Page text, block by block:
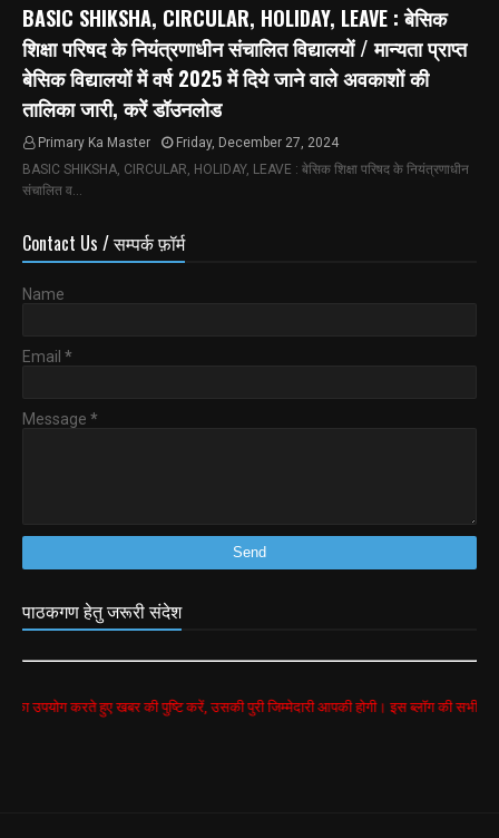
BASIC SHIKSHA, CIRCULAR, HOLIDAY, LEAVE : बेसिक
शिक्षा परिषद के नियंत्रणाधीन संचालित विद्यालयों / मान्यता प्राप्त
बेसिक विद्यालयों में वर्ष 2025 में दिये जाने वाले अवकाशों की
तालिका जारी, करें डॉउनलोड
Primary Ka Master
Friday, December 27, 2024
BASIC SHIKSHA, CIRCULAR, HOLIDAY, LEAVE : बेसिक शिक्षा परिषद के नियंत्रणाधीन
संचालित व…
Contact Us / सम्पर्क फ़ॉर्म
Name
Email *
Message *
पाठकगण हेतु जरूरी संदेश
खबर की पुष्टि करें, उसकी पुरी जिम्मेदारी आपकी होगी। इस ब्लॉग की सभी खबरें